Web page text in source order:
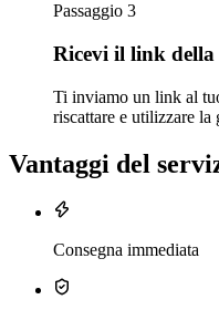
Passaggio 3
Ricevi il link
Ti inviamo un link al
riscattare e utilizzare la
Vantaggi del
Consegna immediata